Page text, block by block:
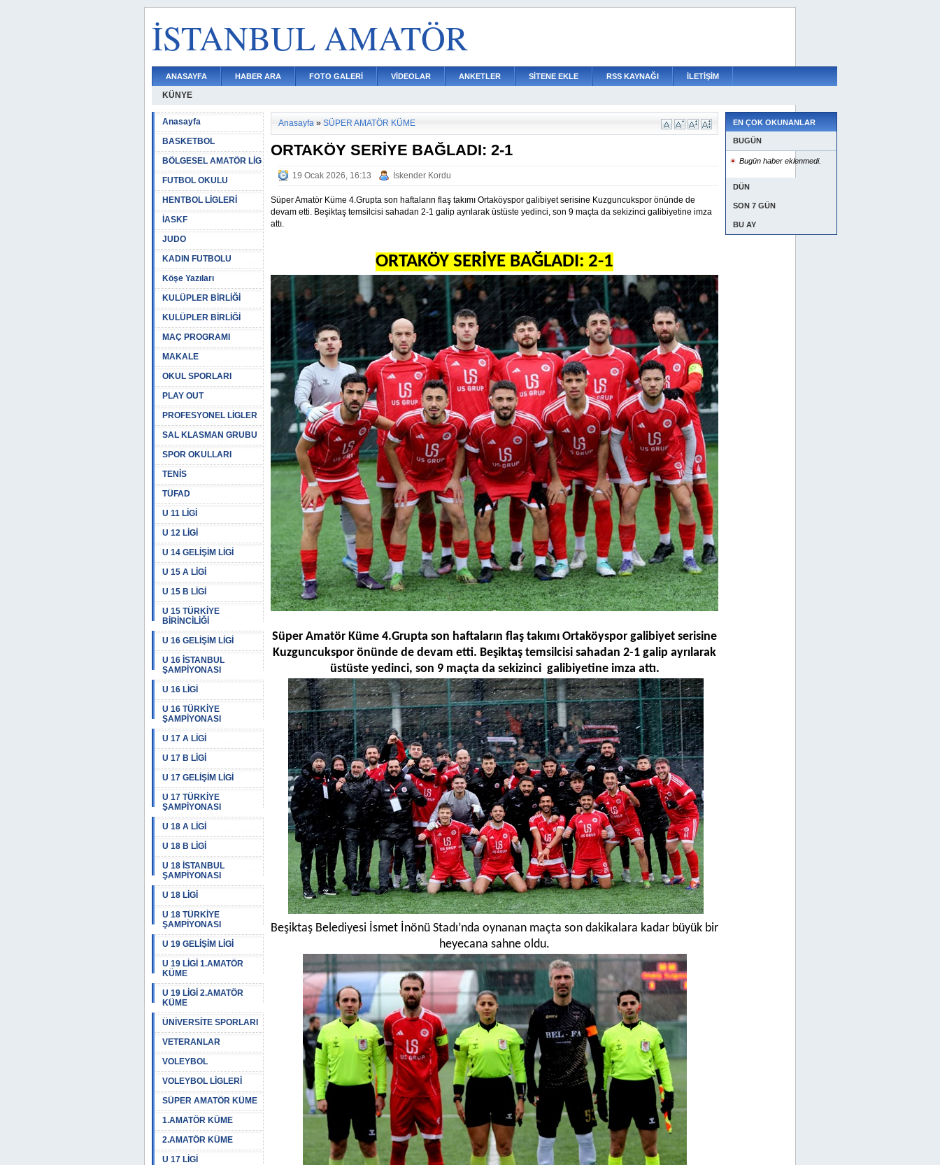
İSTANBUL AMATÖR
ANASAYFA HABER ARA FOTO GALERİ VİDEOLAR ANKETLER SİTENE EKLE RSS KAYNAĞI İLETİŞİM
KÜNYE
Anasayfa
BASKETBOL
BÖLGESEL AMATÖR LİG
FUTBOL OKULU
HENTBOL LİGLERİ
İASKF
JUDO
KADIN FUTBOLU
Köşe Yazıları
KULÜPLER BİRLİĞİ
KULÜPLER BİRLİĞİ
MAÇ PROGRAMI
MAKALE
OKUL SPORLARI
PLAY OUT
PROFESYONEL LİGLER
SAL KLASMAN GRUBU
SPOR OKULLARI
TENİS
TÜFAD
U 11 LİGİ
U 12 LİGİ
U 14 GELİŞİM LİGİ
U 15 A LİGİ
U 15 B LİGİ
U 15 TÜRKİYE
BİRİNCİLİĞİ
U 16 GELİŞİM LİGİ
U 16 İSTANBUL
ŞAMPİYONASI
U 16 LİGİ
U 16 TÜRKİYE
ŞAMPİYONASI
U 17 A LİGİ
U 17 B LİGİ
U 17 GELİŞİM LİGİ
U 17 TÜRKİYE
ŞAMPİYONASI
U 18 A LİGİ
U 18 B LİGİ
U 18 İSTANBUL
ŞAMPİYONASI
U 18 LİGİ
U 18 TÜRKİYE
ŞAMPİYONASI
U 19 GELİŞİM LİGİ
U 19 LİGİ 1.AMATÖR
KÜME
U 19 LİGİ 2.AMATÖR
KÜME
ÜNİVERSİTE SPORLARI
VETERANLAR
VOLEYBOL
VOLEYBOL LİGLERİ
SÜPER AMATÖR KÜME
1.AMATÖR KÜME
2.AMATÖR KÜME
U 17 LİGİ
Anasayfa » SÜPER AMATÖR KÜME
ORTAKÖY SERİYE BAĞLADI: 2-1
19 Ocak 2026, 16:13 İskender Kordu
Süper Amatör Küme 4.Grupta son haftaların flaş takımı Ortaköyspor galibiyet serisine Kuzguncukspor önünde de
devam etti. Beşiktaş temsilcisi sahadan 2-1 galip ayrılarak üstüste yedinci, son 9 maçta da sekizinci galibiyetine imza
attı.
ORTAKÖY SERİYE BAĞLADI: 2-1
Süper Amatör Küme 4.Grupta son haftaların flaş takımı Ortaköyspor galibiyet serisine
Kuzguncukspor önünde de devam etti. Beşiktaş temsilcisi sahadan 2-1 galip ayrılarak
üstüste yedinci, son 9 maçta da sekizinci galibiyetine imza attı.
Beşiktaş Belediyesi İsmet İnönü Stadı’nda oynanan maçta son dakikalara kadar büyük bir
heyecana sahne oldu.
EN ÇOK OKUNANLAR
BUGÜN
Bugün haber eklenmedi.
DÜN
SON 7 GÜN
BU AY